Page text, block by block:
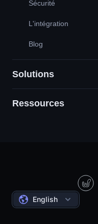
Sécurité
L'intégration
Blog
Solutions
Agences de
Gestion de projet
Ressources
Les accords
English